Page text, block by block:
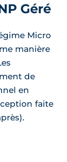
Géré
Micro
manière
de
en
faite